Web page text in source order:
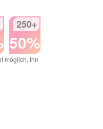
250+
50%
möglich, ihn